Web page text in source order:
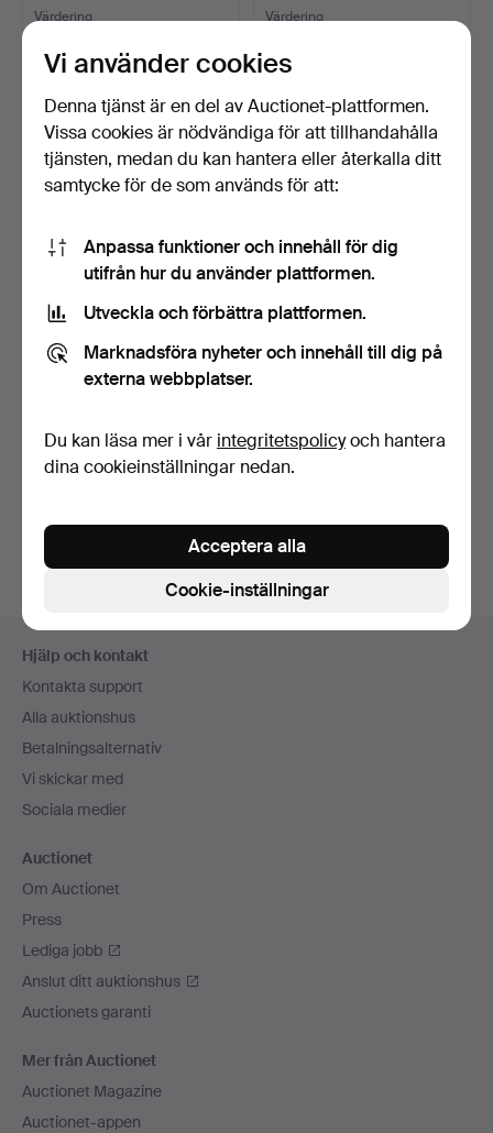
Värdering
Värdering
PIERRE FORSSELL.
Skultuna. Ett set om sex …
2 dagar
Värdering
Fransk kandelaber av
5 dagar
Bevaka sökning
Sidfotsnavigation
Hjälp och kontakt
Kontakta support
Alla auktionshus
Betalningsalternativ
Vi skickar med
Sociala medier
Auctionet
Om Auctionet
Press
Lediga jobb
Anslut ditt auktionshus
Auctionets garanti
Mer från Auctionet
Auctionet Magazine
Auctionet-appen
Vi använder cookies
Denna tjänst är en del av Auctionet-plattformen.
Vissa cookies är nödvändiga för att tillhandahålla
tjänsten, medan du kan hantera eller återkalla ditt
samtycke för de som används för att:
Anpassa funktioner och innehåll för dig
utifrån hur du använder plattformen.
Utveckla och förbättra plattformen.
Marknadsföra nyheter och innehåll till dig på
externa webbplatser.
Du kan läsa mer i vår integritetspolicyoch hantera
dina cookieinställningar nedan.
Cookie-inställningar
Acceptera alla